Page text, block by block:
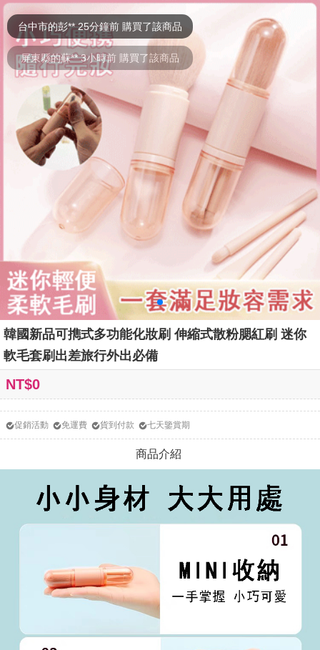
韓國新品可擕式多功能化妝刷 伸縮式散粉腮紅刷 迷你
軟毛套刷出差旅行外出必備
NT$0
促銷活動 免運費 貨到付款 七天鑒賞期
商品介紹
屏東縣的蘇** 3小時前 購買了該商品
台北市的郭** 8小時前 購買了該商品